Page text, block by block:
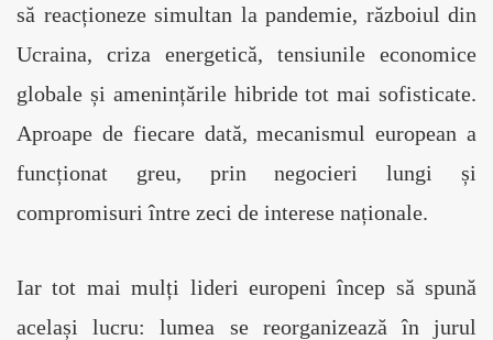
să reacționeze simultan la pandemie, războiul din
Ucraina, criza energetică, tensiunile economice
globale și amenințările hibride tot mai sofisticate.
Aproape de fiecare dată, mecanismul european a
funcționat greu, prin negocieri lungi și
compromisuri între zeci de interese naționale.
Iar tot mai mulți lideri europeni încep să spună
același lucru: lumea se reorganizează în jurul